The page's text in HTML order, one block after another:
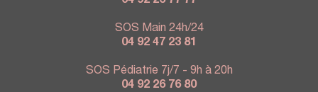
SOS Main 24h/24
04 92 47 23 81
SOS Pédiatrie 7j/7 - 9h à 20h
04 92 26 76 80